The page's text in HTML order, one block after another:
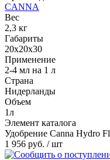
CANNA
Вес
2,3 кг
Габариты
20х20х30
Применение
2-4 мл на 1 л
Страна
Нидерланды
Объем
1л
Элемент каталога
Удобрение Canna Hydro
1 956 руб. / шт